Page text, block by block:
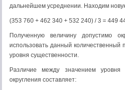
дальнейшем усреднении. Находим
(353 760 + 462 340 + 532 240) / 3 = 449
Полученную величину допустимо
использовать данный количественный
уровня существенности.
Различие между значением
округления составляет: